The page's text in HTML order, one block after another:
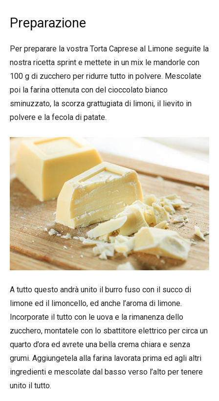
Preparazione
Per preparare la vostra Torta Caprese al Limone seguite la
nostra ricetta sprint e mettete in un mix le mandorle con
100 g di zucchero per ridurre tutto in polvere. Mescolate
poi la farina ottenuta con del cioccolato bianco
sminuzzato, la scorza grattugiata di limoni, il lievito in
polvere e la fecola di patate.
A tutto questo andrà unito il burro fuso con il succo di
limone ed il limoncello, ed anche l’aroma di limone.
Incorporate il tutto con le uova e la rimanenza dello
zucchero, montatele con lo sbattitore elettrico per circa un
quarto d’ora ed avrete una bella crema chiara e senza
grumi. Aggiungetela alla farina lavorata prima ed agli altri
ingredienti e mescolate dal basso verso l’alto per tenere
unito il tutto.